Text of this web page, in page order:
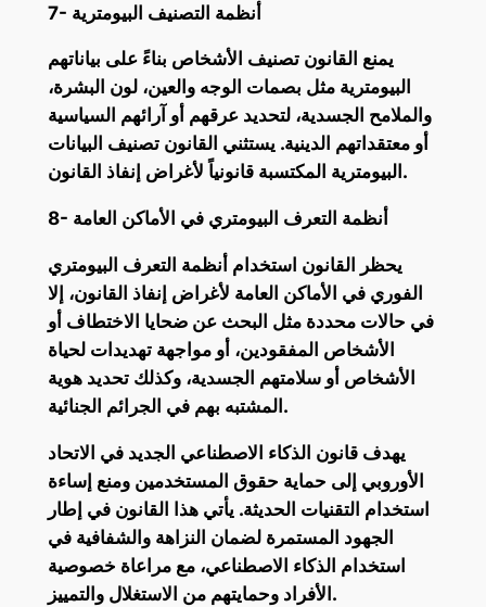
7- أنظمة التصنيف البيومترية
يمنع القانون تصنيف الأشخاص بناءً على بياناتهم
البيومترية مثل بصمات الوجه والعين، لون البشرة،
والملامح الجسدية، لتحديد عرقهم أو آرائهم السياسية
أو معتقداتهم الدينية. يستثني القانون تصنيف البيانات
البيومترية المكتسبة قانونياً لأغراض إنفاذ القانون.
8- أنظمة التعرف البيومتري في الأماكن العامة
يحظر القانون استخدام أنظمة التعرف البيومتري
الفوري في الأماكن العامة لأغراض إنفاذ القانون، إلا
في حالات محددة مثل البحث عن ضحايا الاختطاف أو
الأشخاص المفقودين، أو مواجهة تهديدات لحياة
الأشخاص أو سلامتهم الجسدية، وكذلك تحديد هوية
المشتبه بهم في الجرائم الجنائية.
يهدف قانون الذكاء الاصطناعي الجديد في الاتحاد
الأوروبي إلى حماية حقوق المستخدمين ومنع إساءة
استخدام التقنيات الحديثة. يأتي هذا القانون في إطار
الجهود المستمرة لضمان النزاهة والشفافية في
استخدام الذكاء الاصطناعي، مع مراعاة خصوصية
الأفراد وحمايتهم من الاستغلال والتمييز.